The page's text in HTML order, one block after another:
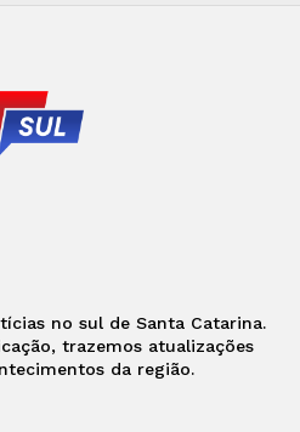
no sul de Santa Catarina.
trazemos atualizações
da região.